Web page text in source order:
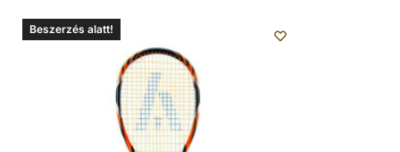
Beszerzés alatt!